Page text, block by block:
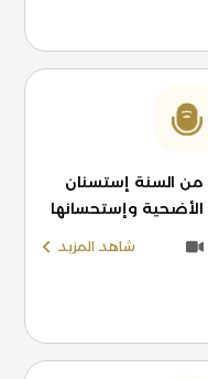
من السنة إستسنان
الأضحية وإستحسانها
شاهد المزيد